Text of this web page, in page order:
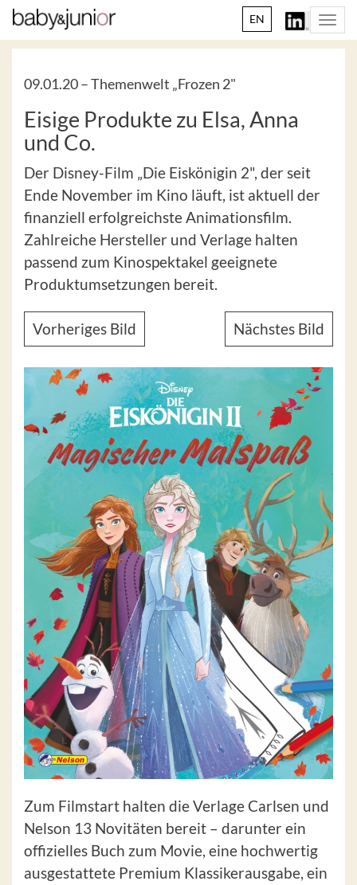
EN
09.01.20 –Themenwelt „Frozen 2"
Eisige Produkte zu Elsa, Anna
und Co.
Der Disney-Film „Die Eiskönigin 2", der seit
Ende November im Kino läuft, ist aktuell der
finanziell erfolgreichste Animationsfilm.
Zahlreiche Hersteller und Verlage halten
passend zum Kinospektakel geeignete
Produktumsetzungen bereit.
Vorheriges Bild Nächstes Bild
Zum Filmstart halten die Verlage Carlsen und
Nelson 13 Novitäten bereit – darunter ein
offizielles Buch zum Movie, eine hochwertig
ausgestattete Premium Klassikerausgabe, ein